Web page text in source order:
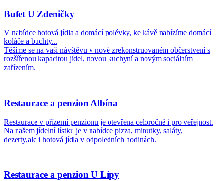
Bufet U Zdeničky
V nabídce hotová jídla a domácí polévky, ke kávě nabízíme domácí
koláče a buchty...
Těšíme se na vaši návštěvu v nově zrekonstruovaném občerstvení s
rozšířenou kapacitou jídel, novou kuchyní a novým sociálním
zařízením.
Restaurace a penzion Albína
Restaurace v přízemí penzionu je otevřena celoročně i pro veřejnost.
Na našem jídelní lístku je v nabídce pizza, minutky, saláty,
dezerty,ale i hotová jídla v odpoledních hodinách.
Restaurace a penzion U Lípy